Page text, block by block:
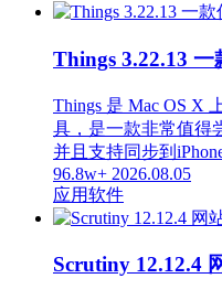
Things 3.22.13
Things 是 Mac OS X
具，是一款非常值得
并且支持同步到
96.8w+ 2026.08.05
应用软件
Scrutiny 12.12.4